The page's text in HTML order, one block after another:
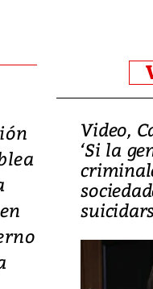
Video,
‘Si la